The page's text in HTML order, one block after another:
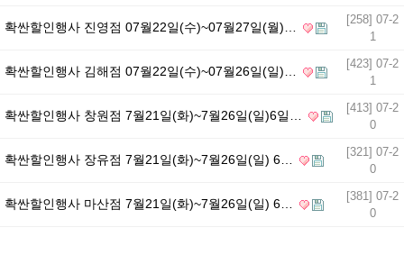
확싼할인행사 진영점 07월22일(수)~07월27일(월)…
[258] 07-2
1
확싼할인행사 김해점 07월22일(수)~07월26일(일)…
[423] 07-2
1
확싼할인행사 창원점 7월21일(화)~7월26일(일)6일…
[413] 07-2
0
확싼할인행사 장유점 7월21일(화)~7월26일(일) 6…
[321] 07-2
0
확싼할인행사 마산점 7월21일(화)~7월26일(일) 6…
[381] 07-2
0